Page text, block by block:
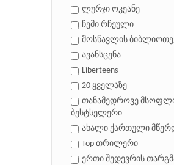
ლურჯი ოკეანე
ჩემი რჩეული
მოსწავლის
ავანსცენა
Liberteens
20 ყველაზე
თანამედროვე
ბესტსელერი
ახალი ქართული
Top თრილერი
ერთი შედევრის